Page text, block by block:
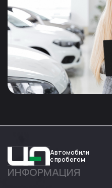
Авто
Автомобили
с пробегом
ИНФОРМАЦИЯ